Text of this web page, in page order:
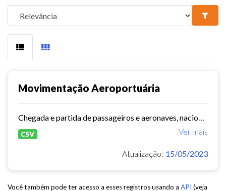
Movimentação Aeroportuária
Ver mais
CSV
Atualização: 15/05/2023
Você também pode ter acesso a esses registros usando a API (veja